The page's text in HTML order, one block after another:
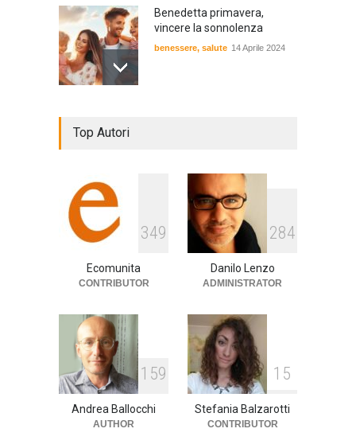
Benedetta primavera,
vincere la sonnolenza
benessere, salute 14 Aprile 2024
E tu hai paura del buio?
cultura società 1 Aprile 2024
Top Autori
349
Ecomunita
CONTRIBUTOR
284
Danilo Lenzo
ADMINISTRATOR
1 59
Andrea Ballocchi
AUTHOR
1 5
Stefania Balzarotti
CONTRIBUTOR